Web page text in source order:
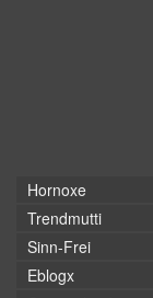
Hornoxe
Trendmutti
Sinn-Frei
Eblogx